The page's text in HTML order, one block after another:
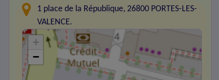
1 place de la République, 26800 PORTES-LES-
VALENCE.
+
−